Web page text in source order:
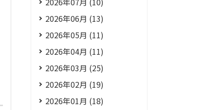
2026年06月 (13)
2026年05月 (11)
2026年04月 (11)
2026年03月 (25)
2026年02月 (19)
2026年01月 (18)